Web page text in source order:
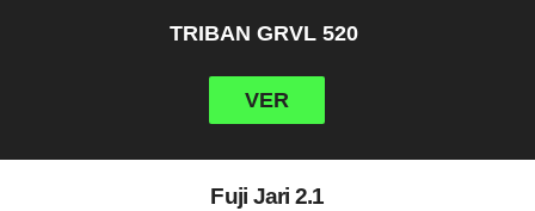
TRIBAN GRVL 520
VER
Fuji Jari 2.1